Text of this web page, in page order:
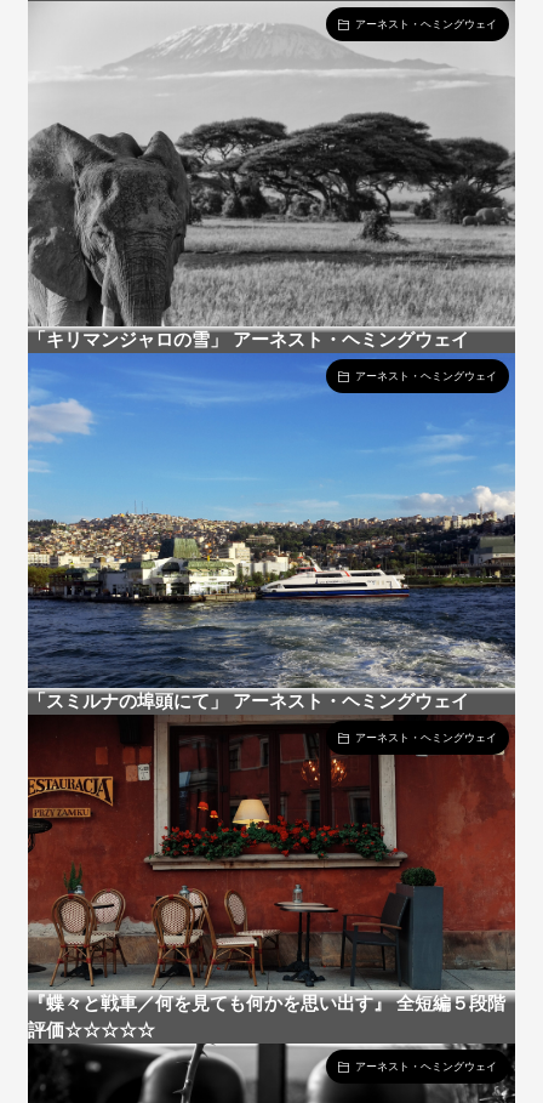
アーネスト・ヘミングウェイ
「キリマンジャロの雪」 アーネスト・ヘミングウェイ
アーネスト・ヘミングウェイ
「スミルナの埠頭にて」 アーネスト・ヘミングウェイ
アーネスト・ヘミングウェイ
『蝶々と戦車／何を見ても何かを思い出す』 全短編５段階
評価☆☆☆☆☆
アーネスト・ヘミングウェイ